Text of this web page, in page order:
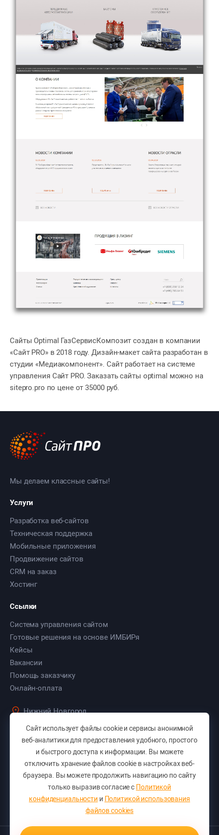
Сайты Optimal ГазСервисКомпозит создан в компании
«Сайт PRO» в 2018 году. Дизайн-макет сайта разработан в
студии «Медиакомпонент». Сайт работает на системе
управления Сайт PRO. Заказать сайты optimal можно на
sitepro.pro по цене от 35000 руб.
Мы делаем классные сайты!
Услуги
Разработка веб-сайтов
Техническая поддержка
Мобильные приложения
Продвижение сайтов
CRM на заказ
Хостинг
Ссылки
Система управления сайтом
Готовые решения на основе ИМБИРя
Кейсы
Вакансии
Помощь заказчику
Онлайн-оплата
Нижний Новгород
+7 (831) 283-46-50
+7 (831) 423-46-50
Вам перезвонить?
pro@sitepro.pro
Отправить заявку
Сайт использует файлы cookie и сервисы анонимной
веб-аналитики для предоставления удобного, простого
и быстрого доступа к информации. Вы можете
отключить хранение файлов cookie в настройках веб-
браузера. Вы можете продолжить навигацию по сайту
только выразив согласие с Политикой
конфиденциальности и Политикой использования
файлов cookies